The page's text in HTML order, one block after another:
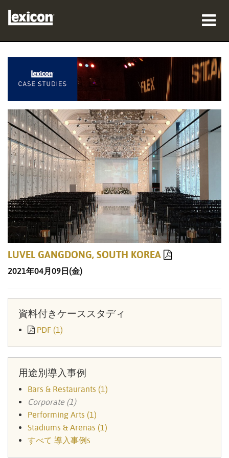
購入先
プロフェッショナル
導入事例
トレーニング
サポート
言語/地域
LUVEL GANGDONG, SOUTH KOREA
2021年04月09日(金)
資料付きケーススタディ
PDF (1)
用途別導入事例
Bars & Restaurants (1)
Corporate (1)
Performing Arts (1)
Stadiums & Arenas (1)
すべて 導入事例s